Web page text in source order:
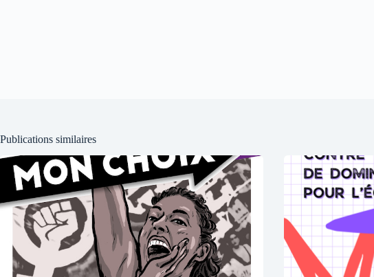
Publications similaires